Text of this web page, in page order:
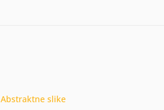
Abstraktne slike